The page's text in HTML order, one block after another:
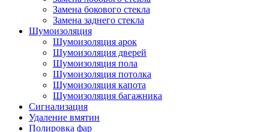
Замена бокового стекла
Замена заднего стекла
Шумоизоляция
Шумоизоляция арок
Шумоизоляция дверей
Шумоизоляция пола
Шумоизоляция потолка
Шумоизоляция капота
Шумоизоляция багажника
Сигнализация
Удаление вмятин
Полировка фар